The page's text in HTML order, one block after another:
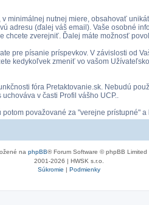
minimálnej nutnej miere, obsahovať
(ďalej váš email). Vaše osobné
chcete zverejniť. Ďalej máte možnosť
pre písanie príspevkov. V závislosti od
kedykoľvek zmeniť vo vašom
fóra Pretaktovanie.sk. Nebudú
v časti Profil vášho UCP..
považované za "verejne
na phpBB® Forum Software © phpBB Limited
2001-2026 | HWSK s.r.o.
Súkromie | Podmienky